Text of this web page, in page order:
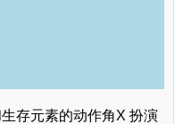
存元素的动作角X 扮演